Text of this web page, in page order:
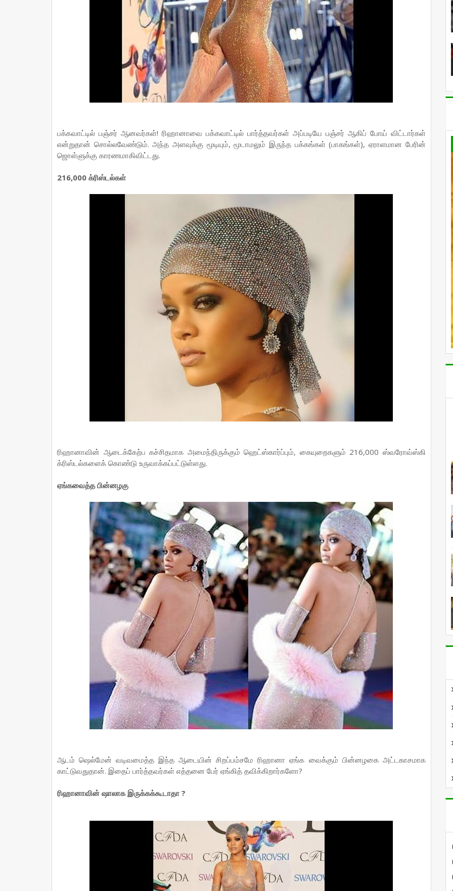
பக்கவாட்டில் பஞ்சர் ஆனவர்கள்! ரிஹானாவை பக்கவாட்டில் பார்த்தவர்கள் அப்படியே பஞ்சர் ஆகிப் போய் விட்டார்கள்
என்றுதான் சொல்லவேண்டும். அந்த அளவுக்கு மூடியும், மூடாமலும் இருந்த பக்கங்கள் (பாகங்கள்), ஏராளமான பேரின்
ஜொள்ளுக்கு காரணமாகிவிட்டது.
216,000 க்ரிஸ்டல்கள்
ரிஹானாவின் ஆடைக்கேற்ப கச்சிதமாக அமைந்திருக்கும் ஹெட்ஸ்கார்ப்பும், கையுறைகளும் 216,000 ஸ்வரோவ்ஸ்கி
க்ரிஸ்டல்களைக் கொண்டு உருவாக்கப்பட்டுள்ளது.
ஏங்கவைத்த பின்னழகு
ஆடம் ஷெல்மேன் வடிவமைத்த இந்த ஆடையின் சிறப்பம்சமே ரிஹானா ஏங்க வைக்கும் பின்னழகை அட்டகாசமாக
காட்டுவதுதான். இதைப் பார்த்தவர்கள் எத்தனை பேர் ஏங்கித் தவிக்கிறார்களோ?
ரிஹானாவின் ஷாலாக இருக்கக்கூடாதா ?